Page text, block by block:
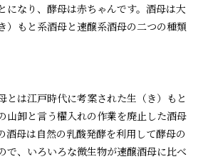
になり、酵母は赤ちゃんです。酒母は大
）もと系酒母と速醸系酒母の二つの種類
とは江戸時代に考案された生（き）もと
山卸と言う櫂入れの作業を廃止した酒母
酒母は自然の乳酸発酵を利用して酵母の
で、いろいろな微生物が速醸酒母に比べ